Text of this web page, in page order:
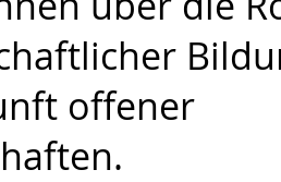
offener